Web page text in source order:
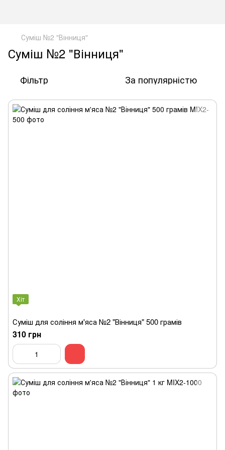
Суміш №2 "Вінниця"
Суміш №2 "Вінниця"
Фільтр За популярністю
Хіт
Суміш для соління м'яса №2 "Вінниця" 500 грамів
310 грн